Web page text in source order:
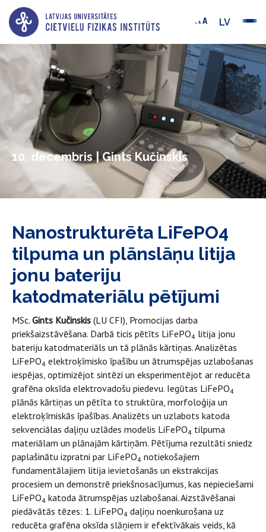
LV
10. decembris | Gints Kučinskis
Nanostrukturēta LiFePO4
tilpuma un plānslāņu litija
jonu bateriju
katodmateriālu pētījumi
MSc. Gints Kučinskis (LU CFI), Promocijas darba
priekšaizstāvēšana. Darbā ticis pētīts LiFePO4 litija jonu
bateriju katodmateriāls un tā plānās kārtiņas. Analizētas
LiFePO4 elektroķīmisko īpašību un ātrumspējas uzlabošanas
iespējas, optimizējot sintēzi un eksperimentējot ar reducēta
grafēna oksīda elektrovadošu piedevu. Iegūtas LiFePO4
plānās kārtiņas un pētīta to struktūra, morfoloģija un
elektroķīmiskās īpašības. Analizēts un uzlabots katoda
sekvenciālas daļiņu uzlādes modelis LiFePO4 tilpuma
materiālam un plānajām kārtiņām. Pētījuma rezultāti sniedz
paplašinātu izpratni par LiFePO4 notiekošajiem
fundamentālajiem litija ievietošanās un ekstrakcijas
procesiem un demonstrē priekšnosacījumus, kas nepieciešami
LiFePO4 katoda ātrumspējas uzlabošanai. Aizstāvēšanai
piedāvātās tēzes: 1. LiFePO4 daļiņu noenkurošana uz
reducēta grafēna oksīda slāņiem ir efektīvākais veids, kā